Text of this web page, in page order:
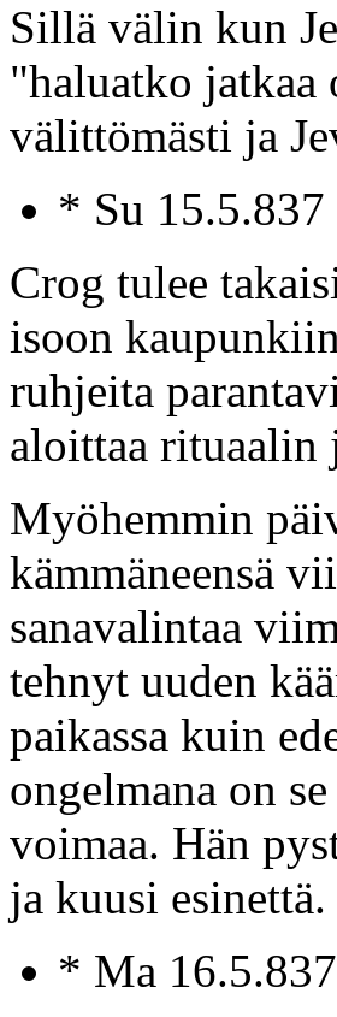
Sillä välin kun
"haluatko jatkaa
välittömästi ja
* Su 15.5.837
Crog tulee
isoon
ruhjeita
aloittaa rituaalin
Myöhemmin
kämmäneensä
sanavalintaa
tehnyt uuden
paikassa kuin
ongelmana on
voimaa. Hän
ja kuusi esinettä.
* Ma 16.5.837